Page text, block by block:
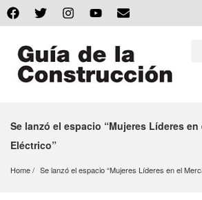
Se lanzó el espacio “Mujeres Líderes en
Eléctrico”
Home Se lanzó el espacio “Mujeres Líderes en el